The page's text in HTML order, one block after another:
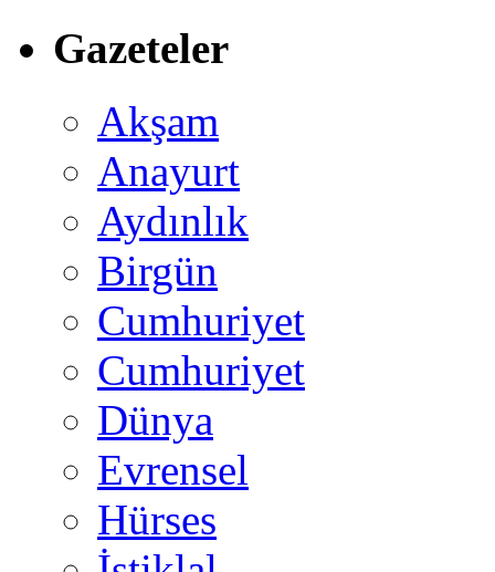
Gazeteler
Akşam
Anayurt
Aydınlık
Birgün
Cumhuriyet
Cumhuriyet
Dünya
Evrensel
Hürses